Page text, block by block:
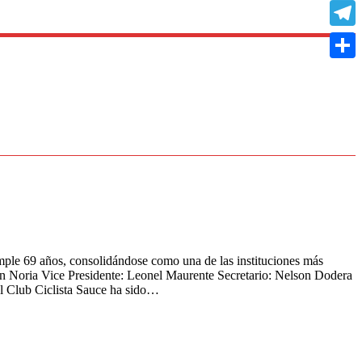
69 años, consolidándose como una de las instituciones más
Noria Vice Presidente: Leonel Maurente Secretario: Nelson Dodera
Club Ciclista Sauce ha sido…
Copy
Link